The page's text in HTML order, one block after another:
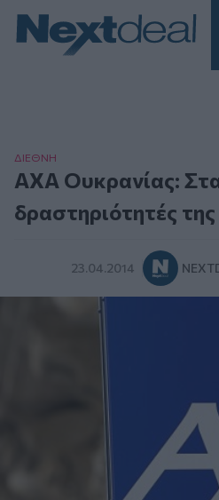
ΔΙΕΘΝΗ
ΑΧΑ Ουκρανίας:
δραστηριότητές
23.04.2014